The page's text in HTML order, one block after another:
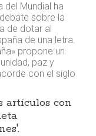
del Mundial ha
sobre la
de dotar al
de una letra.
propone un
paz y
con el siglo
artículos con